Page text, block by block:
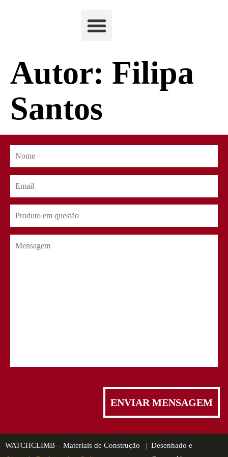
Autor: Filipa
Santos
WATCHCLIMB – Materiais de Construção | Desenhado e